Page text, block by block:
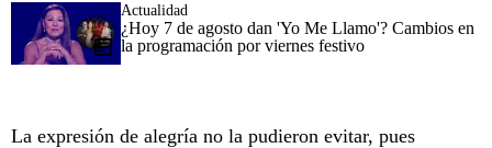
Actualidad
¿Hoy 7 de agosto dan 'Yo Me Llamo'? Cambios en
la programación por viernes festivo
La expresión de alegría no la pudieron evitar, pues